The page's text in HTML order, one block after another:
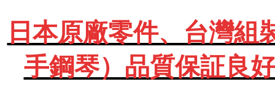
日本原廠零件、台灣
手鋼琴）品質保証良